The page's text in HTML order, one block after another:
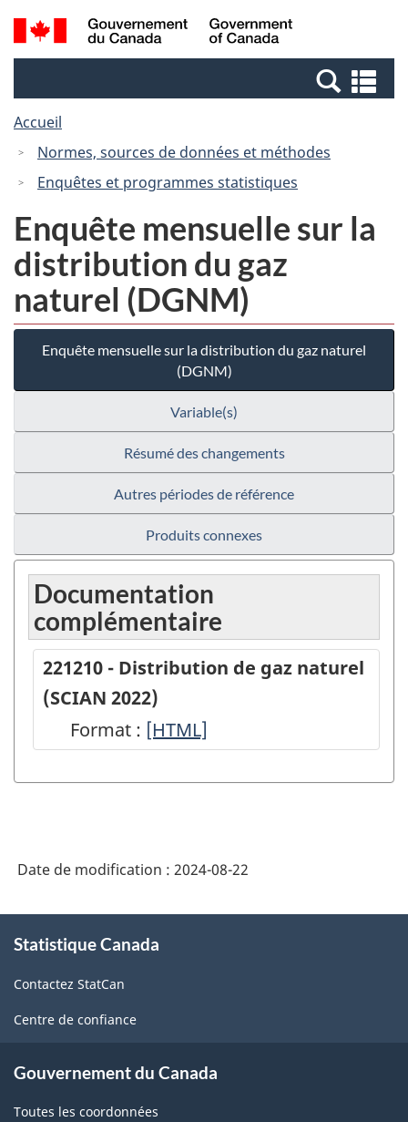
Passer
au
Passer
à
Canada
Recherche
et
et
Accueil
Normes, sources de données et méthodes
Enquêtes et programmes statistiques
Enquête mensuelle sur la
distribution du gaz
naturel (DGNM)
Enquête mensuelle sur la distribution du gaz naturel
(DGNM)
Variable(s)
Résumé des changements
Autres périodes de référence
Produits connexes
Documentation
complémentaire
221210 - Distribution de gaz naturel
(SCIAN 2022)
Format : 221210
Distribution
naturel
(SCIAN
2022)
[HTML]
Date de modification : 2024-08-22
propos
ce
site
Statistique Canada
Contactez StatCan
Centre de confiance
Gouvernement du Canada
Toutes les coordonnées